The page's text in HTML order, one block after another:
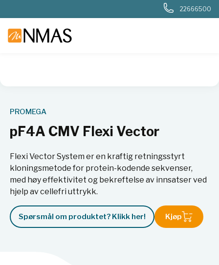
22666500
PROMEGA
pF4A CMV Flexi Vector
Flexi Vector System er en kraftig retningsstyrt
kloningsmetode for protein-kodende sekvenser,
med høy effektivitet og bekreftelse av innsatser ved
hjelp av cellefri uttrykk.
Spørsmål om produktet? Klikk her! Kjøp